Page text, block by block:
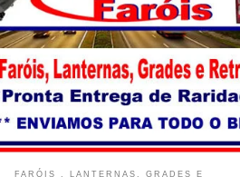
Ford Fusion , Faróis , Lanternas , Grades e
, envio para todo o Brasil Ford Escort , Faróis ,
Lanternas , Grades e Retrovisores , envio
Brasil Ford Ka , Faróis , Lanternas , Grades e
Retrovisores , envio para todo o Brasil Ford
[…]
FARÓIS , LANTERNAS, GRADES E